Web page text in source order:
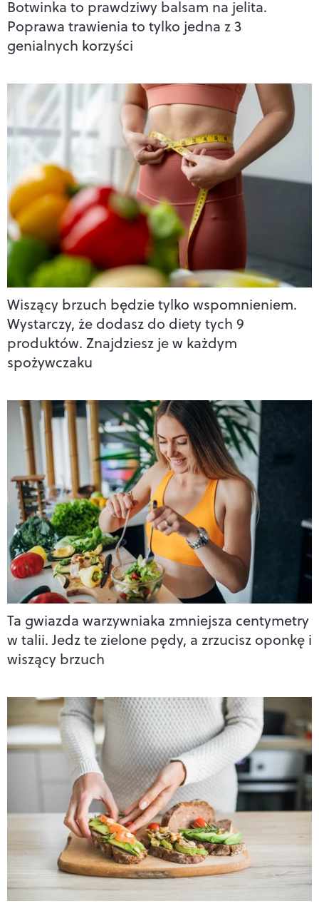
Botwinka to prawdziwy balsam na jelita.
Poprawa trawienia to tylko jedna z 3
genialnych korzyści
Wiszący brzuch będzie tylko wspomnieniem.
Wystarczy, że dodasz do diety tych 9
produktów. Znajdziesz je w każdym
spożywczaku
Ta gwiazda warzywniaka zmniejsza centymetry
w talii. Jedz te zielone pędy, a zrzucisz oponkę i
wiszący brzuch